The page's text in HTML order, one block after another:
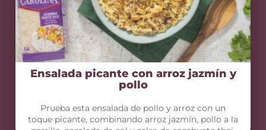
Ensalada picante con arroz jazmín y
pollo
Prueba esta ensalada de pollo y arroz con un
toque picante, combinando arroz jazmín, pollo a la